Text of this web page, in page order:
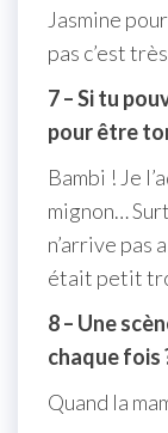
Jasmine
pas c’est
7 – Si tu
pour être
Bambi ! Je
mignon…
n’arrive pas
était petit
8 – Une
chaque fois
Quand la